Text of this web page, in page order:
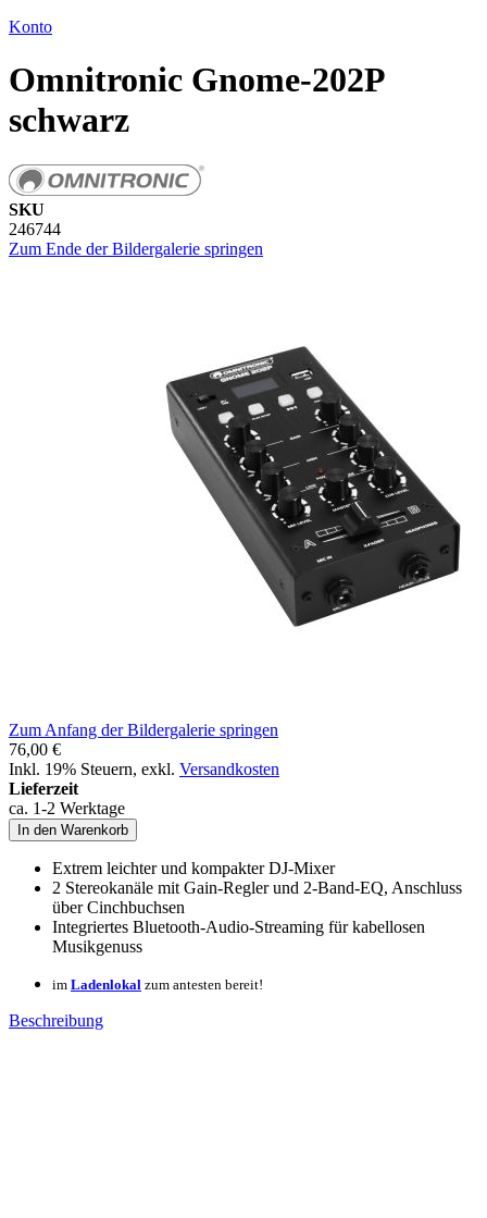
Konto
Omnitronic Gnome-202P
schwarz
SKU
246744
Zum Ende der Bildergalerie springen
Zum Anfang der Bildergalerie springen
76,00 €
Inkl. 19% Steuern, exkl. Versandkosten
Lieferzeit
ca. 1-2 Werktage
In den Warenkorb
Extrem leichter und kompakter DJ-Mixer
2 Stereokanäle mit Gain-Regler und 2-Band-EQ, Anschluss
über Cinchbuchsen
Integriertes Bluetooth-Audio-Streaming für kabellosen
Musikgenuss
im Ladenlokal zum antesten bereit!
Beschreibung